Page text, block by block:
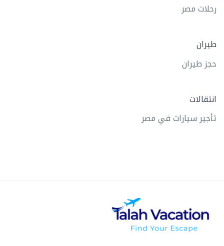
رحلات مصر
طيران
حجز طيران
انتقالات
تأجير سيارات في مصر